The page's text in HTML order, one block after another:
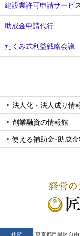
建設業許可申請サービス
助成金申請代行
たくみ式利益戦略会議
法人化・法人成り情
創業融資の情報館
使える補助金･助成
住所 東京都目黒区自